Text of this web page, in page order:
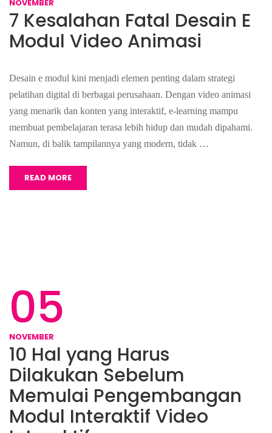
NOVEMBER
7 Kesalahan Fatal Desain E
Modul Video Animasi
Desain e modul kini menjadi elemen penting dalam strategi
pelatihan digital di berbagai perusahaan. Dengan video animasi
yang menarik dan konten yang interaktif, e-learning mampu
membuat pembelajaran terasa lebih hidup dan mudah dipahami.
Namun, di balik tampilannya yang modern, tidak …
READ MORE
05
NOVEMBER
10 Hal yang Harus
Dilakukan Sebelum
Memulai Pengembangan
Modul Interaktif Video